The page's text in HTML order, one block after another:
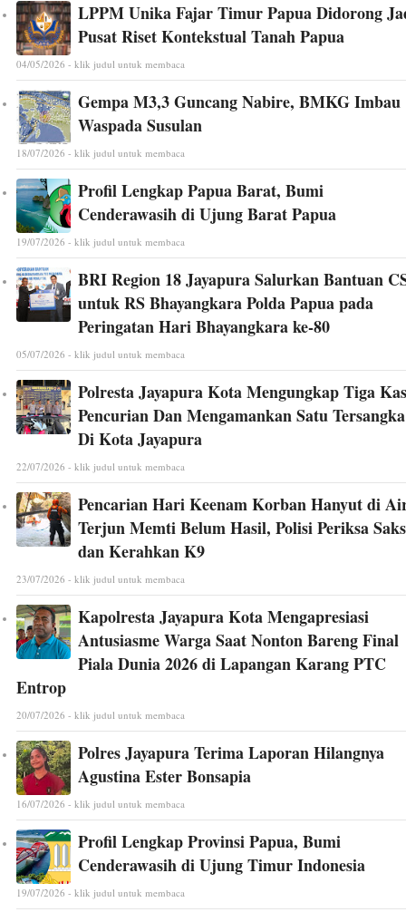
LPPM Unika Fajar Timur Papua Didorong
Pusat Riset Kontekstual Tanah Papua
04/05/2026 - klik judul untuk membaca
Gempa M3,3 Guncang Nabire, BMKG Imbau
Waspada Susulan
18/07/2026 - klik judul untuk membaca
Profil Lengkap Papua Barat, Bumi
Cenderawasih di Ujung Barat Papua
19/07/2026 - klik judul untuk membaca
BRI Region 18 Jayapura Salurkan Bantuan
untuk RS Bhayangkara Polda Papua pada
Peringatan Hari Bhayangkara ke-80
05/07/2026 - klik judul untuk membaca
Polresta Jayapura Kota Mengungkap Tiga
Pencurian Dan Mengamankan Satu Tersangka
Di Kota Jayapura
22/07/2026 - klik judul untuk membaca
Pencarian Hari Keenam Korban Hanyut di
Terjun Memti Belum Hasil, Polisi Periksa
dan Kerahkan K9
23/07/2026 - klik judul untuk membaca
Kapolresta Jayapura Kota Mengapresiasi
Antusiasme Warga Saat Nonton Bareng Final
Piala Dunia 2026 di Lapangan Karang PTC
Entrop
20/07/2026 - klik judul untuk membaca
Polres Jayapura Terima Laporan Hilangnya
Agustina Ester Bonsapia
16/07/2026 - klik judul untuk membaca
Profil Lengkap Provinsi Papua, Bumi
Cenderawasih di Ujung Timur Indonesia
19/07/2026 - klik judul untuk membaca